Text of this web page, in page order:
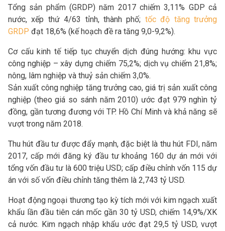
Tổng sản phẩm (GRDP) năm 2017 chiếm 3,11% GDP cả
nước, xếp thứ 4/63 tỉnh, thành phố; tốc độ tăng trưởng
GRDP đạt 18,6% (kế hoạch đề ra tăng 9,0-9,2%).
Cơ cấu kinh tế tiếp tục chuyển dịch đúng hướng: khu vực
công nghiệp – xây dựng chiếm 75,2%; dịch vụ chiếm 21,8%;
nông, lâm nghiệp và thuỷ sản chiếm 3,0%.
Sản xuất công nghiệp tăng trưởng cao, giá trị sản xuất công
nghiệp (theo giá so sánh năm 2010) ước đạt 979 nghìn tỷ
đồng, gần tương đương với TP. Hồ Chí Minh và khả năng sẽ
vượt trong năm 2018.
Thu hút đầu tư được đẩy mạnh, đặc biệt là thu hút FDI, năm
2017, cấp mới đăng ký đầu tư khoảng 160 dự án mới với
tổng vốn đầu tư là 600 triệu USD; cấp điều chỉnh vốn 115 dự
án với số vốn điều chỉnh tăng thêm là 2,743 tỷ USD.
Hoạt động ngoại thương tạo kỳ tích mới với kim ngạch xuất
khẩu lần đầu tiên cán mốc gần 30 tỷ USD, chiếm 14,9%/XK
cả nước. Kim ngạch nhập khẩu ước đạt 29,5 tỷ USD, vượt